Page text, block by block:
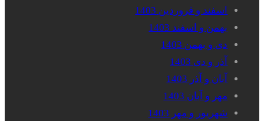
اسفند و فروردین 1403
بهمن و اسفند 1403
دی و بهمن 1403
آذر و دی 1403
آبان و آذر 1403
مهر و آبان 1403
شهریور و مهر 1403